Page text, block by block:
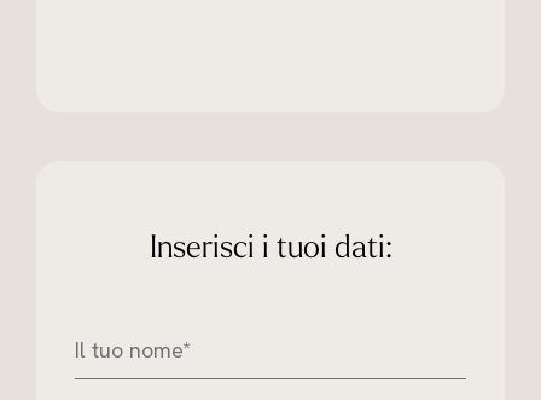
Inserisci i tuoi dati:
l
u